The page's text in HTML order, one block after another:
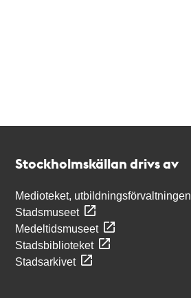
Stockholmskällan drivs av
Medioteket, utbildningsförvaltningen
Stadsmuseet
Medeltidsmuseet
Stadsbiblioteket
Stadsarkivet